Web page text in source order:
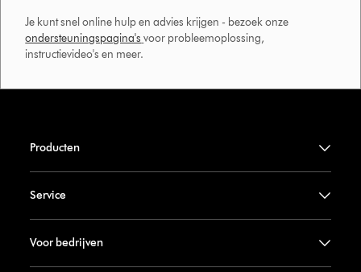
Je kunt snel online hulp en advies krijgen - bezoek onze
ondersteuningspagina's voor probleemoplossing,
instructievideo's en meer.
Producten
Service
Voor bedrijven